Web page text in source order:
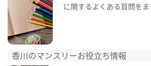
に関するよくある質問をま
香川のマンスリーお役立ち情報